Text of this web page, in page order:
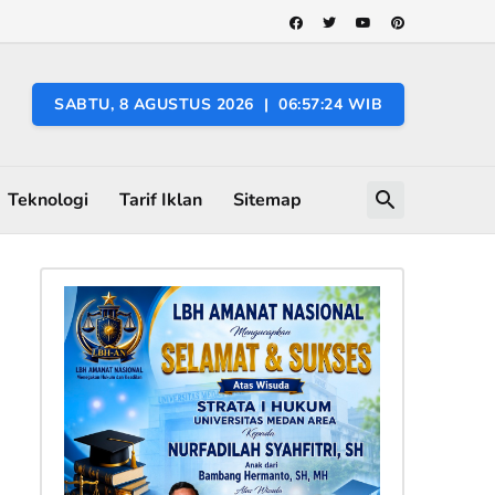
SABTU, 8 AGUSTUS 2026 | 06:57:25 WIB
Teknologi Tarif Iklan Sitemap